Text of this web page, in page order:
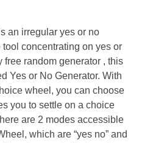
an irregular yes or no
concentrating on yes or
free random generator , this
Yes or No Generator. With
wheel, you can choose
you to settle on a choice
are 2 modes accessible
which are “yes no” and